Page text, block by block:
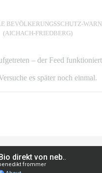
BEVÖLKERUNGSSCHUTZ-
(AICHACH-FRIEDBERG)
– der Feed
es später noch einmal.